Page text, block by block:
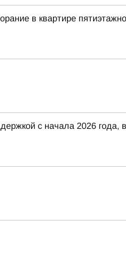
в квартире
с начала 2026